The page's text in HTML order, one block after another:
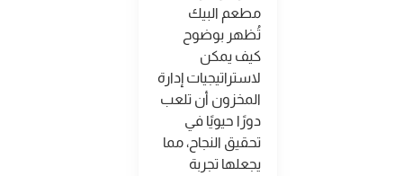
مطعم البيك
تُظهر بوضوح
كيف يمكن
لاستراتيجيات إدارة
المخزون أن تلعب
دورًا حيويًا في
تحقيق النجاح، مما
يجعلها تجربة